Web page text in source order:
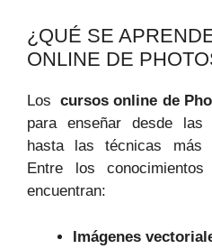
¿QUÉ SE
ONLINE DE
Los ​cursos online de
‌para enseñar desde las
hasta las técnicas más
Entre los
encuentran:
Imágenes